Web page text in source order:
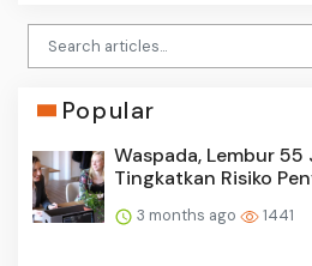
Popular
Waspada, Lembur 55
Tingkatkan Risiko
3 months ago 1441